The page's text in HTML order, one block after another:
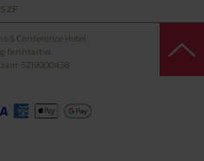
& Conference Hotel
fenntartva.
SZ19000438